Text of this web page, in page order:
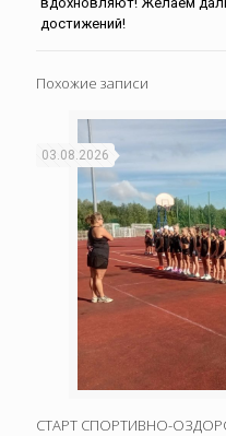
достижений!
Похожие записи
03.08.2026
СТАРТ СПОРТИВНО-